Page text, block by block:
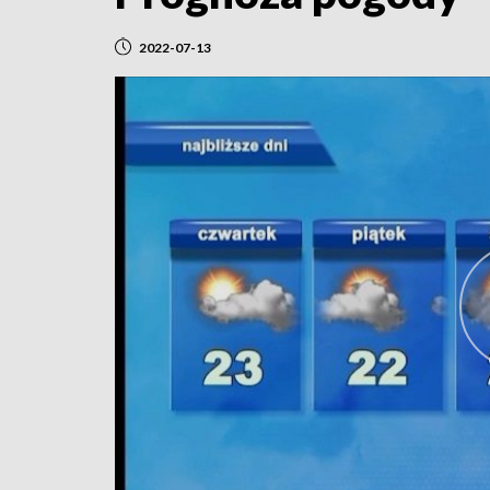
2022-07-13